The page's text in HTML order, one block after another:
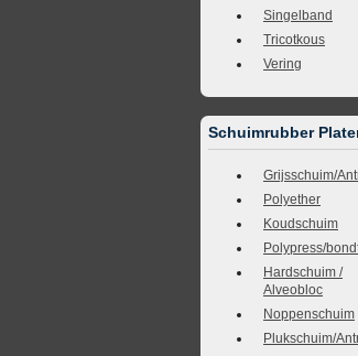
Singelband
Tricotkous
Vering
Schuimrubber
Grijsschuim/
Polyether
Koudschuim
Polypress/
Hardschuim /
Alveobloc
Noppenschuim
Plukschuim/